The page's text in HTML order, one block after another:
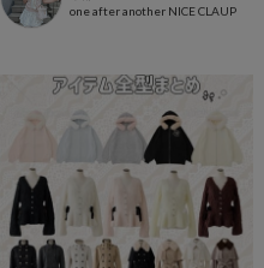
one after another NICE CLAUP